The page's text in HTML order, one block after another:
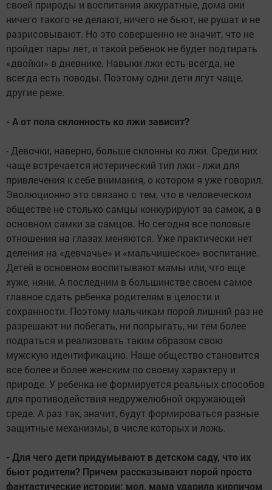
своей природы и воспитания аккуратные, дома они
ничего такого не делают, ничего не бьют, не рушат и не
разрисовывают. Но это совершенно не значит, что не
пройдет пары лет, и такой ребенок не будет подтирать
«двойки» в дневнике. Навыки лжи есть всегда, не
всегда есть поводы. Поэтому одни дети лгут чаще,
другие реже.
- А от пола склонность ко лжи зависит?
- Девочки, наверно, больше склонны ко лжи. Среди них
чаще встречается истерический тип лжи - лжи для
привлечения к себе внимания, о котором я уже говорил.
Эволюционно это связано с тем, что в человеческом
обществе не столько самцы конкурируют за самок, а в
основном самки за самцов. Но сегодня все половые
отношения на глазах меняются. Уже практически нет
деления на «девчачье» и «мальчишеское» воспитание.
Детей в основном воспитывают мамы или, что еще
хуже, няни. А последним в большинстве своем самое
главное сдать ребенка родителям в целости и
сохранности. Поэтому мальчикам порой лишний раз не
разрешают ни побегать, ни попрыгать, ни тем более
подраться и реализовать таким образом свою
мужскую идентификацию. Наше общество становится
все более и более женским по своему характеру и
природе. У ребенка не формируется реальных способов
для противодействия недружелюбной окружающей
среде. А раз так, значит, будут формироваться разные
защитные механизмы, в числе которых и ложь.
- Для чего дети придумывают в детском саду, что их
бьют родители? Причем рассказывают порой просто
фантастические истории: мол, мама ударила кирпичом